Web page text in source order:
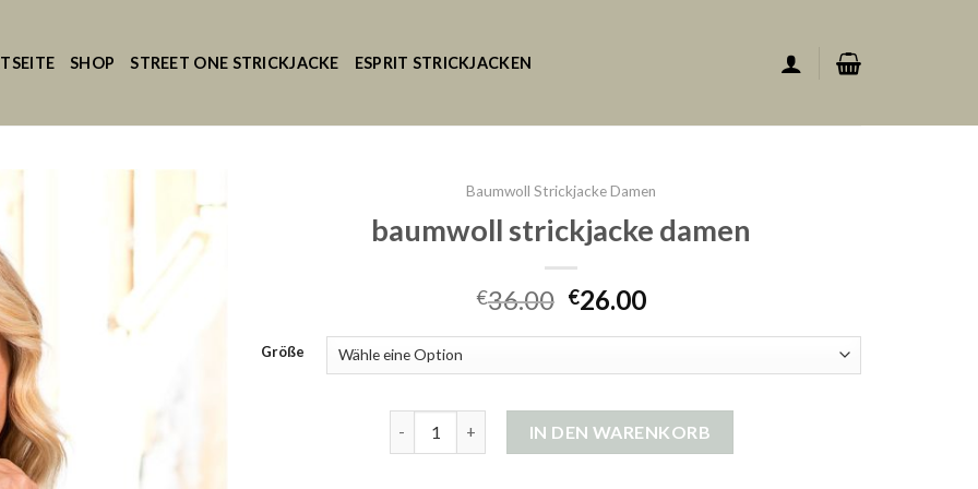
SHOP STREET ONE STRICKJACKE ESPRIT STRICKJACKEN
Baumwoll Strickjacke Damen
baumwoll strickjacke damen
€36.00 €26.00
Größe
IN DEN WARENKORB